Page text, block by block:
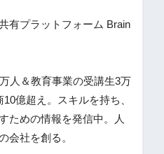
有プラットフォーム Brain
人＆教育事業の受講生3万
億超え。スキルを持ち、
ための情報を発信中。人
会社を創る。